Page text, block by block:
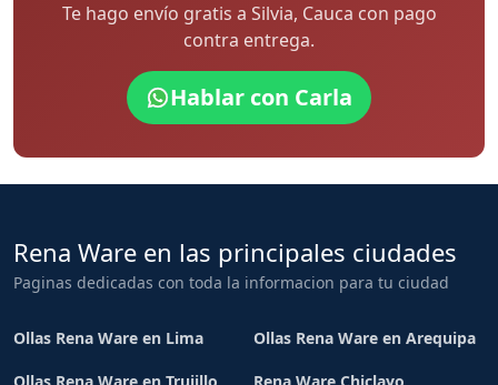
Te hago envío gratis a Silvia, Cauca con pago
contra entrega.
Hablar con Carla
Rena Ware en las principales ciudades
Paginas dedicadas con toda la informacion para tu ciudad
Ollas Rena Ware en Lima Ollas Rena Ware en Arequipa